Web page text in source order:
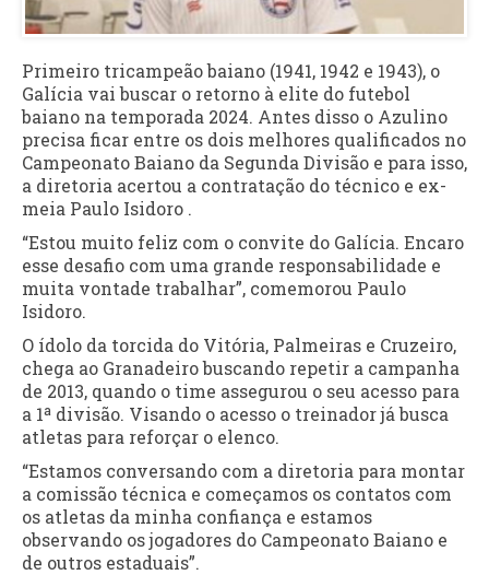
Primeiro tricampeão baiano (1941, 1942 e 1943), o
Galícia vai buscar o retorno à elite do futebol
baiano na temporada 2024. Antes disso o Azulino
precisa ficar entre os dois melhores qualificados no
Campeonato Baiano da Segunda Divisão e para isso,
a diretoria acertou a contratação do técnico e ex-
meia Paulo Isidoro .
“Estou muito feliz com o convite do Galícia. Encaro
esse desafio com uma grande responsabilidade e
muita vontade trabalhar”, comemorou Paulo
Isidoro.
O ídolo da torcida do Vitória, Palmeiras e Cruzeiro,
chega ao Granadeiro buscando repetir a campanha
de 2013, quando o time assegurou o seu acesso para
a 1ª divisão. Visando o acesso o treinador já busca
atletas para reforçar o elenco.
“Estamos conversando com a diretoria para montar
a comissão técnica e começamos os contatos com
os atletas da minha confiança e estamos
observando os jogadores do Campeonato Baiano e
de outros estaduais”.